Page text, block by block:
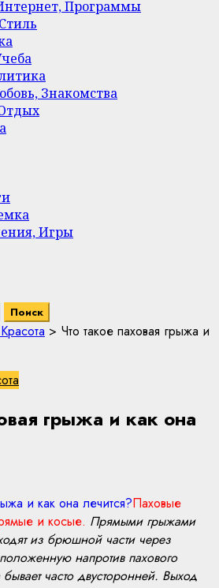
Программы
Знакомства
Игры
> Что такое паховая грыжа и
грыжа и как она
Паховые
и косые. Прямыми грыжами
из брюшной части через
напротив пахового
часто двусторонней. Выход